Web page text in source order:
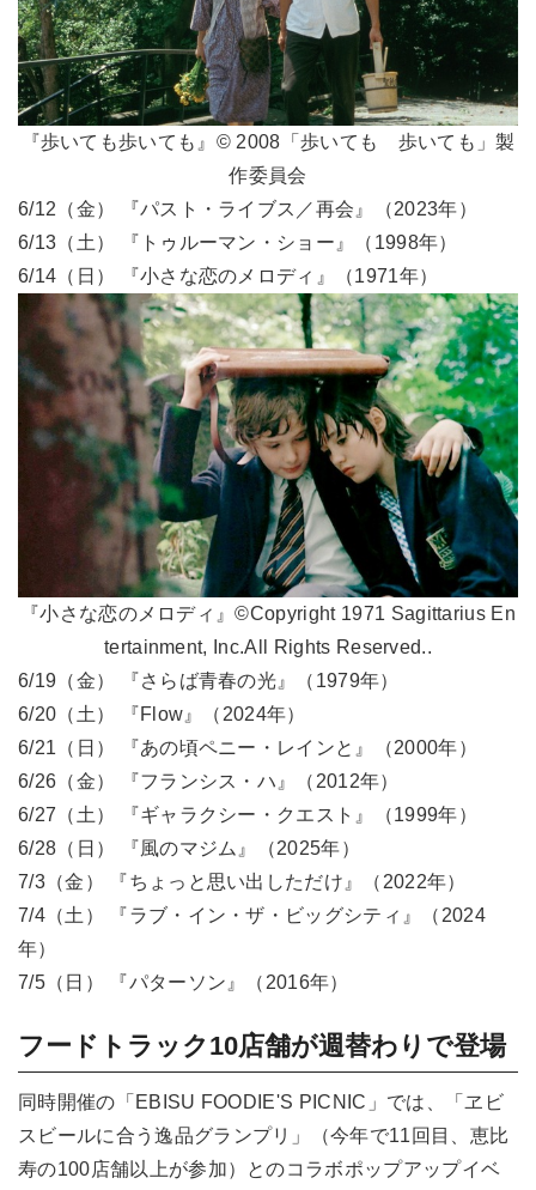
『歩いても歩いても』© 2008「歩いても 歩いても」製
作委員会
6/12（金） 『パスト・ライブス／再会』（2023年）
6/13（土） 『トゥルーマン・ショー』（1998年）
6/14（日） 『小さな恋のメロディ』（1971年）
『小さな恋のメロディ』©Copyright 1971 Sagittarius En
tertainment, Inc.All Rights Reserved..
6/19（金） 『さらば青春の光』（1979年）
6/20（土） 『Flow』（2024年）
6/21（日） 『あの頃ペニー・レインと』（2000年）
6/26（金） 『フランシス・ハ』（2012年）
6/27（土） 『ギャラクシー・クエスト』（1999年）
6/28（日） 『風のマジム』（2025年）
7/3（金） 『ちょっと思い出しただけ』（2022年）
7/4（土） 『ラブ・イン・ザ・ビッグシティ』（2024
年）
7/5（日） 『パターソン』（2016年）
フードトラック10店舗が週替わりで登場
同時開催の「EBISU FOODIE'S PICNIC」では、「ヱビ
スビールに合う逸品グランプリ」（今年で11回目、恵比
寿の100店舗以上が参加）とのコラボポップアップイベ